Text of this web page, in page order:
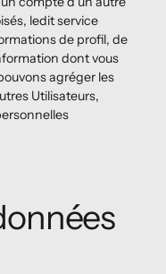
ledit service
de profil, de
dont vous
agréger les
Utilisateurs,